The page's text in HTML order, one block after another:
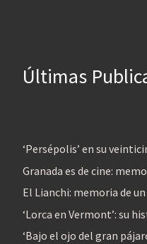
Últimas
‘Persépolis’ en su
Granada es de cine:
El Lianchi: memoria de
‘Lorca en Vermont’: su
‘Bajo el ojo del gran